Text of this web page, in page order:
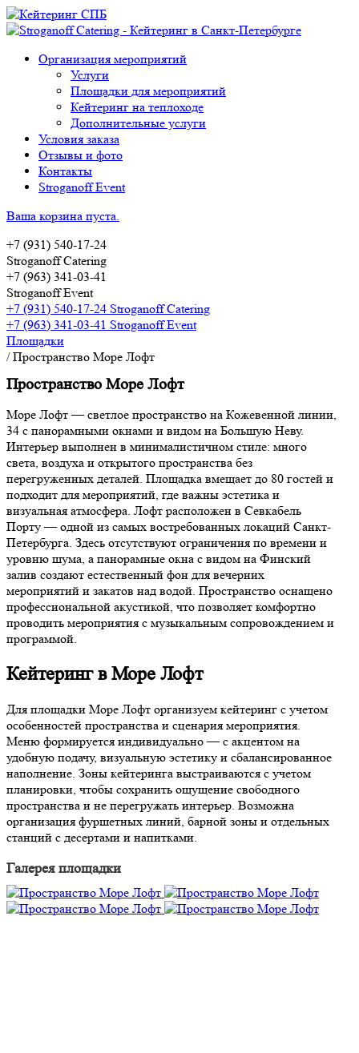
Организация мероприятий
Услуги
Площадки для мероприятий
Кейтеринг на теплоходе
Дополнительные услуги
Условия заказа
Отзывы и фото
Контакты
Stroganoff Event
Ваша корзина пуста.
+7 (931) 540-17-24
Stroganoff Catering
+7 (963) 341-03-41
Stroganoff Event
+7 (931) 540-17-24 Stroganoff Catering
+7 (963) 341-03-41 Stroganoff Event
Площадки
/ Пространство Море Лофт
Пространство Море Лофт
Море Лофт — светлое пространство на Кожевенной линии,
34 с панорамными окнами и видом на Большую Неву.
Интерьер выполнен в минималистичном стиле: много
света, воздуха и открытого пространства без
перегруженных деталей. Площадка вмещает до 80 гостей и
подходит для мероприятий, где важны эстетика и
визуальная атмосфера. Лофт расположен в Севкабель
Порту — одной из самых востребованных локаций Санкт-
Петербурга. Здесь отсутствуют ограничения по времени и
уровню шума, а панорамные окна с видом на Финский
залив создают естественный фон для вечерних
мероприятий и закатов над водой. Пространство оснащено
профессиональной акустикой, что позволяет комфортно
проводить мероприятия с музыкальным сопровождением и
программой.
Кейтеринг в Море Лофт
Для площадки Море Лофт организуем кейтеринг с учетом
особенностей пространства и сценария мероприятия.
Меню формируется индивидуально — с акцентом на
удобную подачу, визуальную эстетику и сбалансированное
наполнение. Зоны кейтеринга выстраиваются с учетом
планировки, чтобы сохранить ощущение свободного
пространства и не перегружать интерьер. Возможна
организация фуршетных линий, барной зоны и отдельных
станций с десертами и напитками.
Галерея площадки